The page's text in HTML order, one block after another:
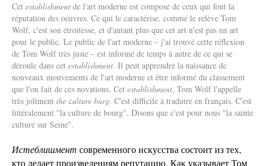
Cet establishment de l'art moderne est composé de ceux qui font la
réputation des oeuvres. Ce qui le caractérise, comme le relève Tom
Wolf, c'est son étroitesse, et d'autant plus que cet art n'est pas un art
pour le public. Le public de l'art moderne – j'ai trouvé cette réflexion
de Tom Wolf très juste – est informé de temps à autre de ce qui se
déroule dans cet establishment. Il peut apprendre la naissance de
nouveaux mouvements de l'art moderne et être informé du classement
que l'on fait de ces novations. Cet establishment, Tom Wolf l'appelle
très joliment the culture burg. C'est difficile à traduire en français. C'est
littéralement "la culture de bourg". Disons que c'est pour nous "la sainte
culture sur Seine".
Истеблишмент современного искусства состоит из тех,
кто делает произведениям репутацию. Как указывает Том